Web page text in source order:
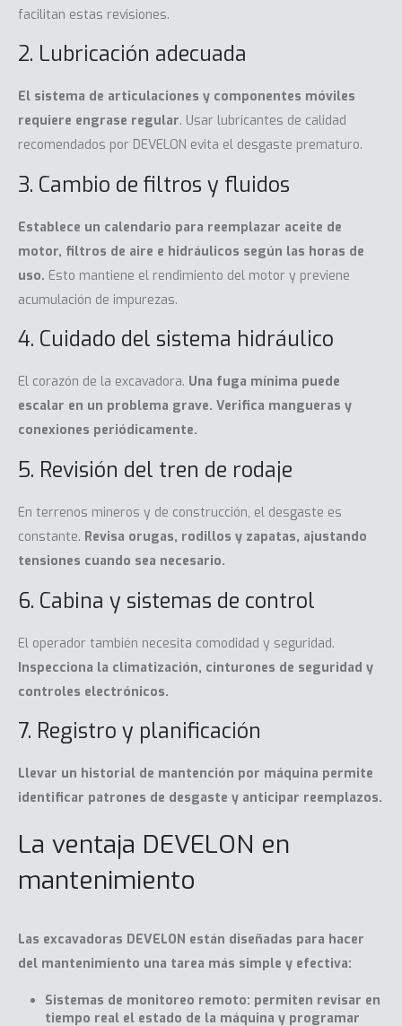
facilitan estas revisiones.
2. Lubricación adecuada
El sistema de articulaciones y componentes móviles
requiere engrase regular. Usar lubricantes de calidad
recomendados por DEVELON evita el desgaste prematuro.
3. Cambio de filtros y fluidos
Establece un calendario para reemplazar aceite de
motor, filtros de aire e hidráulicos según las horas de
uso. Esto mantiene el rendimiento del motor y previene
acumulación de impurezas.
4. Cuidado del sistema hidráulico
El corazón de la excavadora. Una fuga mínima puede
escalar en un problema grave. Verifica mangueras y
conexiones periódicamente.
5. Revisión del tren de rodaje
En terrenos mineros y de construcción, el desgaste es
constante. Revisa orugas, rodillos y zapatas, ajustando
tensiones cuando sea necesario.
6. Cabina y sistemas de control
El operador también necesita comodidad y seguridad.
Inspecciona la climatización, cinturones de seguridad y
controles electrónicos.
7. Registro y planificación
Llevar un historial de mantención por máquina permite
identificar patrones de desgaste y anticipar reemplazos.
La ventaja DEVELON en
mantenimiento
Las excavadoras DEVELON están diseñadas para hacer
del mantenimiento una tarea más simple y efectiva:
Sistemas de monitoreo remoto: permiten revisar en
tiempo real el estado de la máquina y programar